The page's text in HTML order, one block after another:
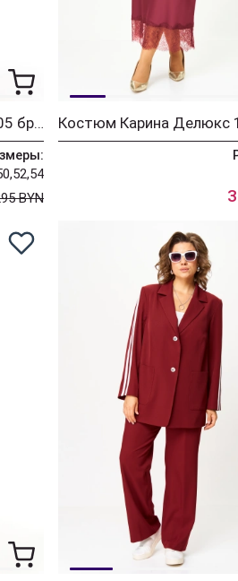
Платье Карина Делюкс 1405 брусника
BYN
Костюм Карина Делюкс